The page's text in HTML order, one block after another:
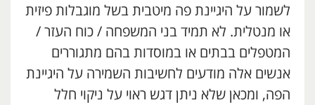
לשמור על היגיינת פה מיטבית בשל מוגבלות פיזית
או מנטלית. לא תמיד בני המשפחה / כוח העזר /
המטפלים בבתים או במוסדות בהם מתגוררים
אנשים אלה מודעים לחשיבות השמירה על היגיינת
הפה, ומכאן שלא ניתן דגש ראוי על ניקוי חלל